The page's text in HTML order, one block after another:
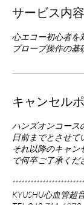
サービス内容
心エコー初心者を
プローブ操作の基
キャンセル
ハンズオンコース
日前までとさせて
それ以降のキャン
で何卒ご了承くだ
KYUSHU心血管超